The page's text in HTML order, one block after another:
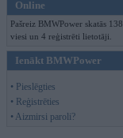
Online
Pašreiz BMWPower skatās 138
viesi un 4 reģistrēti lietotāji.
Ienākt BMWPower
• Pieslēgties
• Reģistrēties
• Aizmirsi paroli?